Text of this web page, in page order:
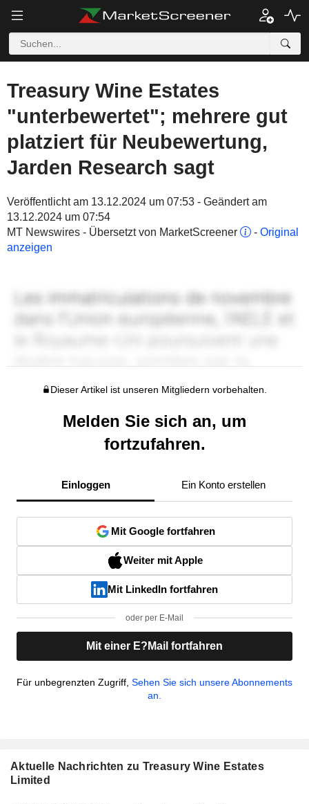
Treasury Wine Estates
"unterbewertet"; mehrere gut
platziert für Neubewertung,
Jarden Research sagt
Veröffentlicht am 13.12.2024 um 07:53 - Geändert am
13.12.2024 um 07:54
MT Newswires - Übersetzt von MarketScreener
- Original
anzeigen
Dieser Artikel ist unseren Mitgliedern vorbehalten.
Melden Sie sich an, um
fortzufahren.
Einloggen Ein Konto erstellen
Mit Google fortfahren
Weiter mit Apple
Mit LinkedIn fortfahren
oder per E-Mail
Mit einer E?Mail fortfahren
Für unbegrenzten Zugriff, Sehen Sie sich unsere Abonnements
an.
Aktuelle Nachrichten zu Treasury Wine Estates
Limited